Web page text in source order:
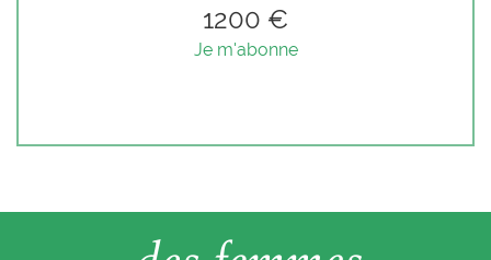
1200 €
Je m'abonne